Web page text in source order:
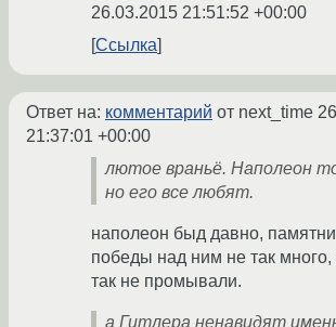
26.03.2015 21:51:52 +00:00
Ссылка
Ответ на: комментарий от next_time
21:37:01 +00:00
лютое враньё. Наполеон
но его все любят.
наполеон быд давно,
победы над ним не так много,
так не промывали.
а Гитлера ненавидят